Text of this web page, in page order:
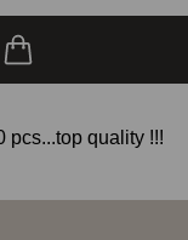
pcs...top quality !!!